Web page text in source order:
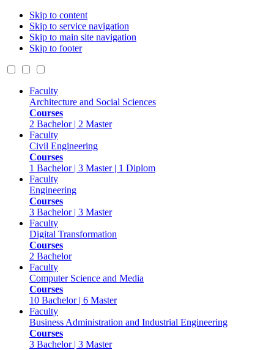
Skip to content
Skip to service navigation
Skip to main site navigation
Skip to footer
Faculty
Architecture and Social Sciences
Courses
2 Bachelor | 2 Master
Faculty
Civil Engineering
Courses
1 Bachelor | 3 Master | 1 Diplom
Faculty
Engineering
Courses
3 Bachelor | 3 Master
Faculty
Digital Transformation
Courses
2 Bachelor
Faculty
Computer Science and Media
Courses
10 Bachelor | 6 Master
Faculty
Business Administration and Industrial Engineering
Courses
3 Bachelor | 3 Master